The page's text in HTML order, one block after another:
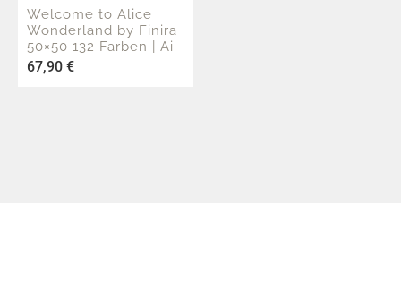
Welcome to Alice
Wonderland by Finira
50×50 132 Farben | Ai
Art
67,90 €